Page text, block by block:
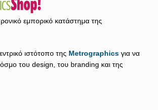
εμπορικό κατάστημα της
ιστότοπο της Metrographics για να
του design, του branding και της